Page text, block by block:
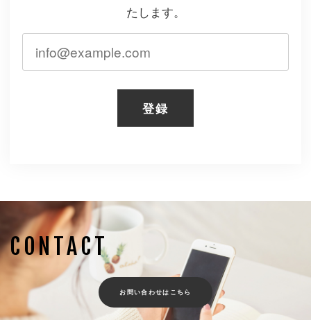
たします。
登録
CONTACT
お問い合わせはこちら